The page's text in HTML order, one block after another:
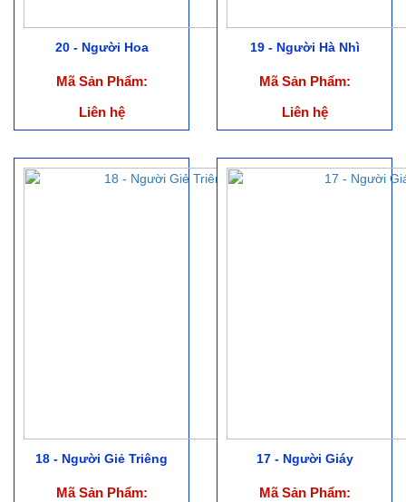
20 - Người Hoa
Mã Sản Phẩm:
Liên hệ
19 - Người Hà Nhì
Mã Sản Phẩm:
Liên hệ
18 - Người Giẻ Triêng
Mã Sản Phẩm:
17 - Người Giáy
Mã Sản Phẩm: